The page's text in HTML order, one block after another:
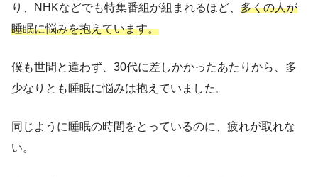
り、NHKなどでも特集番組が組まれるほど、 多くの人が
睡眠に悩みを抱えています。
僕も世間と違わず、30代に差しかかったあたりから、多
少なりとも睡眠に悩みは抱えていました。
同じように睡眠の時間をとっているのに、疲れが取れな
い。